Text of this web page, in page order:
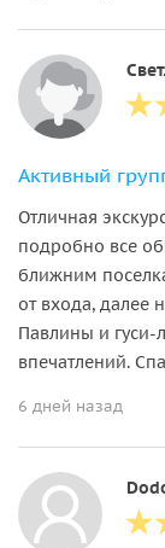
Отличная
подробно все
ближним
от входа, далее
Павлины и гуси-
впечатлений.
6 дней назад